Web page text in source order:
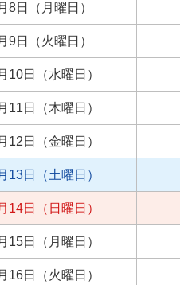
8日（月曜日）
9日（火曜日）
10日（水曜日）
11日（木曜日）
12日（金曜日）
13日（土曜日）
14日（日曜日）
15日（月曜日）
16日（火曜日）